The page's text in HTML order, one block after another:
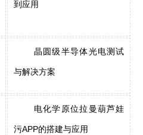
到应用
晶圆级半导体光电测试
与解决方案
电化学原位拉曼葫芦娃
污APP的搭建与应用